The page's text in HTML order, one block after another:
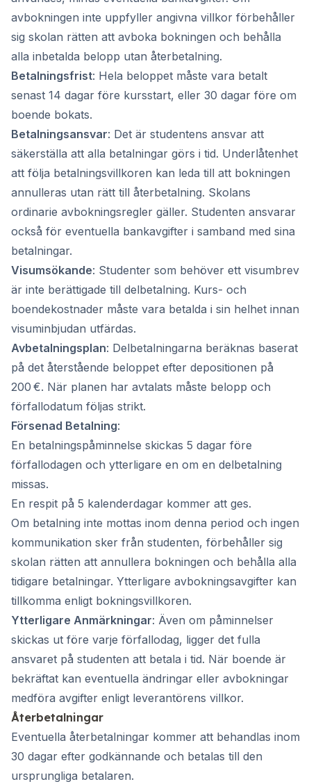
avbokningen inte uppfyller angivna villkor förbehåller
sig skolan rätten att avboka bokningen och behålla
alla inbetalda belopp utan återbetalning.
Betalningsfrist: Hela beloppet måste vara betalt
senast 14 dagar före kursstart, eller 30 dagar före om
boende bokats.
Betalningsansvar: Det är studentens ansvar att
säkerställa att alla betalningar görs i tid. Underlåtenhet
att följa betalningsvillkoren kan leda till att bokningen
annulleras utan rätt till återbetalning. Skolans
ordinarie avbokningsregler gäller. Studenten ansvarar
också för eventuella bankavgifter i samband med sina
betalningar.
Visumsökande: Studenter som behöver ett visumbrev
är inte berättigade till delbetalning. Kurs- och
boendekostnader måste vara betalda i sin helhet innan
visuminbjudan utfärdas.
Avbetalningsplan: Delbetalningarna beräknas baserat
på det återstående beloppet efter depositionen på
200 €. När planen har avtalats måste belopp och
förfallodatum följas strikt.
Försenad Betalning:
En betalningspåminnelse skickas 5 dagar före
förfallodagen och ytterligare en om en delbetalning
missas.
En respit på 5 kalenderdagar kommer att ges.
Om betalning inte mottas inom denna period och ingen
kommunikation sker från studenten, förbehåller sig
skolan rätten att annullera bokningen och behålla alla
tidigare betalningar. Ytterligare avbokningsavgifter kan
tillkomma enligt bokningsvillkoren.
Ytterligare Anmärkningar: Även om påminnelser
skickas ut före varje förfallodag, ligger det fulla
ansvaret på studenten att betala i tid. När boende är
bekräftat kan eventuella ändringar eller avbokningar
medföra avgifter enligt leverantörens villkor.
Återbetalningar
Eventuella återbetalningar kommer att behandlas inom
30 dagar efter godkännande och betalas till den
ursprungliga betalaren.